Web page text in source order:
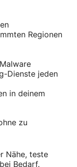
Regionen
Dienste jeden
in deinem
zu
Nähe, teste
Bedarf.